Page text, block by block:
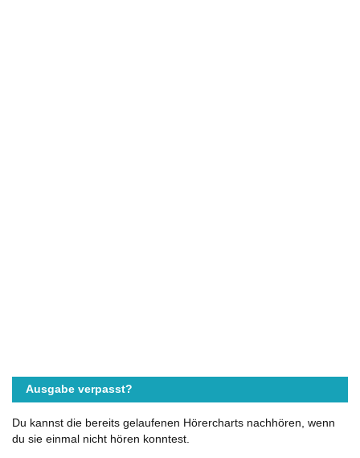
Ausgabe verpasst?
Du kannst die bereits gelaufenen Hörercharts nachhören, wenn
du sie einmal nicht hören konntest.